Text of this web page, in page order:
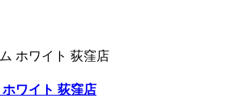
ワイト 荻窪店